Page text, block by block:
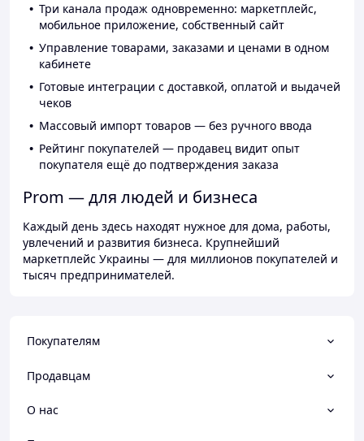
Три канала продаж одновременно: маркетплейс,
мобильное приложение, собственный сайт
Управление товарами, заказами и ценами в одном
кабинете
Готовые интеграции с доставкой, оплатой и выдачей
чеков
Массовый импорт товаров — без ручного ввода
Рейтинг покупателей — продавец видит опыт
покупателя ещё до подтверждения заказа
Prom — для людей и бизнеса
Каждый день здесь находят нужное для дома, работы,
увлечений и развития бизнеса. Крупнейший
маркетплейс Украины — для миллионов покупателей и
тысяч предпринимателей.
Покупателям
Продавцам
О нас